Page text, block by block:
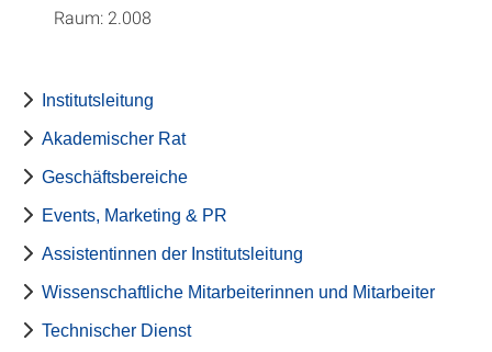
Raum: 2.008
Institutsleitung
Akademischer Rat
Geschäftsbereiche
Events, Marketing & PR
Assistentinnen der Institutsleitung
Wissenschaftliche Mitarbeiterinnen und Mitarbeiter
Technischer Dienst